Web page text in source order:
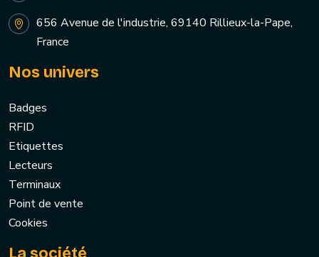
656 Avenue de l'industrie, 69140 Rillieux-la-Pape,
France
Nos univers
Badges
RFID
Etiquettes
Lecteurs
Terminaux
Point de vente
Cookies